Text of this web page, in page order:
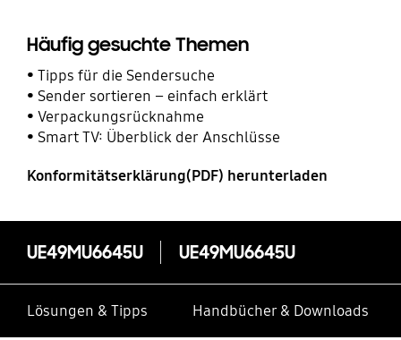
Häufig gesuchte Themen
Tipps für die Sendersuche
Sender sortieren – einfach erklärt
Verpackungsrücknahme
Smart TV: Überblick der Anschlüsse
Konformitätserklärung(PDF) herunterladen
UE49MU6645U UE49MU6645U
Lösungen & Tipps Handbücher & Downloads